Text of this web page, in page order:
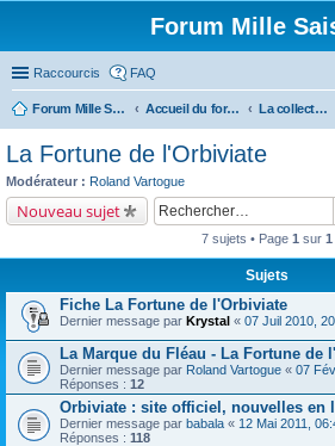
Forum Mille
Raccourcis FAQ
Forum Mille Saisons Accueil du forum La collection Mille Saisons
La Fortune de l'Orbiviate
Modérateur : Roland Vartogue
Nouveau sujet
7 sujets • Page 1 sur 1
Sujets
Fiche La Fortune de l'Orbiviate
Dernier message par Krystal « 07 Juil 2010,
La Marque du Fléau - La Fortune de
Dernier message par Roland Vartogue « 07
Réponses : 12
Orbiviate : site officiel, nouvelles en
Dernier message par babala « 12 Mai 2011,
Réponses : 118